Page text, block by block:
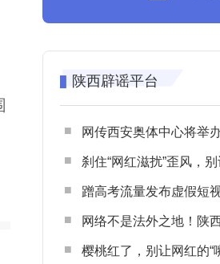
陕西辟谣平台
网传西安奥体中心将举办时代
刹住“网红滋扰”歪风，
蹭高考流量发布虚假短视频 陕
网络不是法外之地！陕西汉中公
樱桃红了，别让网红的“